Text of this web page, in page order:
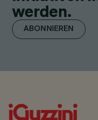
werden.
ABONNIEREN